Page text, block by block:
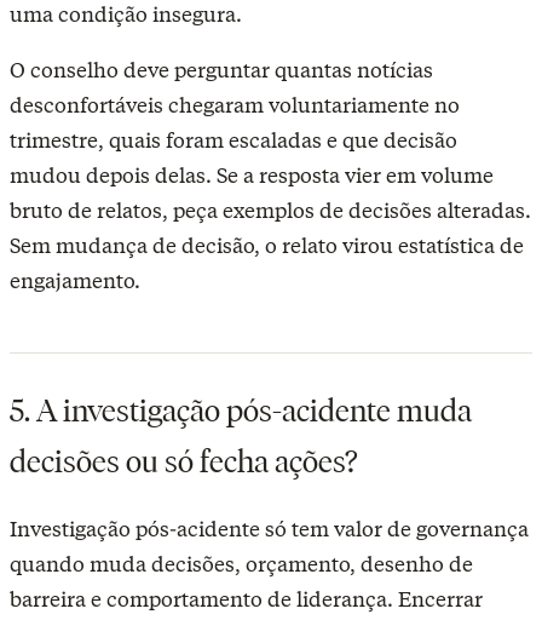
uma condição insegura.
O conselho deve perguntar quantas notícias
desconfortáveis chegaram voluntariamente no
trimestre, quais foram escaladas e que decisão
mudou depois delas. Se a resposta vier em volume
bruto de relatos, peça exemplos de decisões alteradas.
Sem mudança de decisão, o relato virou estatística de
engajamento.
5. A investigação pós-acidente muda
decisões ou só fecha ações?
Investigação pós-acidente só tem valor de governança
quando muda decisões, orçamento, desenho de
barreira e comportamento de liderança. Encerrar